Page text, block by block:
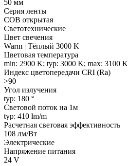
50 мм
Серия ленты
COB открытая
Светотехнические
Цвет свечения
Warm | Тёплый 3000 K
Цветовая температура
min: 2900 K; typ: 3000 K; max: 3100 K
Индекс цветопередачи CRI (Ra)
>90
Угол излучения
typ: 180 °
Световой поток на 1м
typ: 410 lm/m
Расчетная световая эффективность
108 лм/Вт
Электрические
Напряжение питания
24 V